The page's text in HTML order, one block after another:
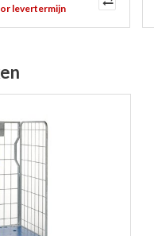
levertermijn